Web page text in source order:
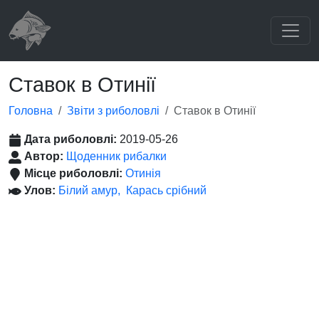
Ставок в Отинії
Головна Звіти з риболовлі Ставок в Отинії
Дата риболовлі: 2019-05-26
Автор: Щоденник рибалки
Місце риболовлі: Отинія
Улов: Білий амур Карась срібний